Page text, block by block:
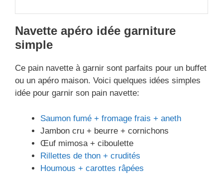
Navette apéro idée garniture
simple
Ce pain navette à garnir sont parfaits pour un buffet
ou un apéro maison. Voici quelques idées simples
idée pour garnir son pain navette:
Saumon fumé + fromage frais + aneth
Jambon cru + beurre + cornichons
Œuf mimosa + ciboulette
Rillettes de thon + crudités
Houmous + carottes râpées